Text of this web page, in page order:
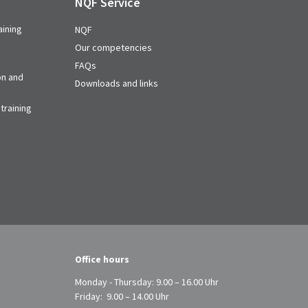
and
NQF
Our competencies
FAQs
Downloads and links
Office hours
Monday - Thursday: 9.00 – 16.00 Uhr
Friday: 9.00 – 14.00 Uhr